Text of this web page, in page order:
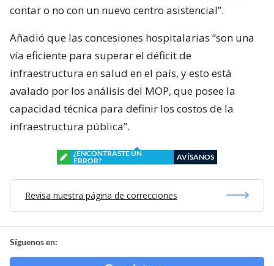
contar o no con un nuevo centro asistencial”.
Añadió que las concesiones hospitalarias “son una
vía eficiente para superar el déficit de
infraestructura en salud en el país, y esto está
avalado por los análisis del MOP, que posee la
capacidad técnica para definir los costos de la
infraestructura pública”.
¿ENCONTRASTE UN
ERROR?
AVÍSANOS
Revisa nuestra página de correcciones
Síguenos en: